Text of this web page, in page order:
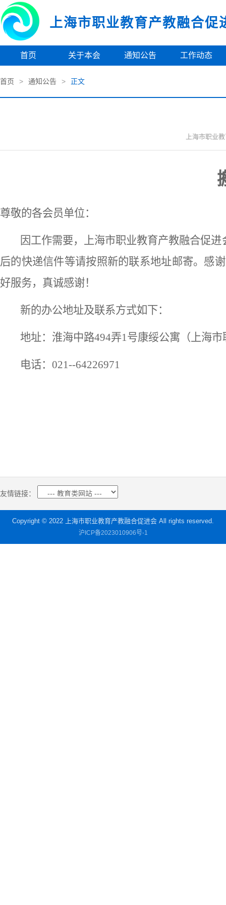
上海市职业教育产教融合促
首页 关于本会 通知公告 工作动态
首页 > 通知公告 > 正文
上海市职业
尊敬的各会员单位：
因工作需要，上海市职业教育产教融合促进
后的快递信件等请按照新的联系地址邮寄。感
好服务，真诚感谢！
新的办公地址及联系方式如下：
地址：淮海中路494弄1号康绥公寓（上海市
电话：021--64226971
友情链接：
Copyright © 2022 上海市职业教育产教融合促进会 All rights reserved.
沪ICP备2023010906号-1